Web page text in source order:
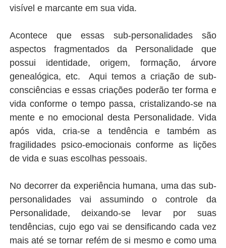
visível e marcante em sua vida.
Acontece que essas sub-personalidades são
aspectos fragmentados da Personalidade que
possui identidade, origem, formação, árvore
genealógica, etc. Aqui temos a criação de sub-
consciências e essas criações poderão ter forma e
vida conforme o tempo passa, cristalizando-se na
mente e no emocional desta Personalidade. Vida
após vida, cria-se a tendência e também as
fragilidades psico-emocionais conforme as lições
de vida e suas escolhas pessoais.
No decorrer da experiência humana, uma das sub-
personalidades vai assumindo o controle da
Personalidade, deixando-se levar por suas
tendências, cujo ego vai se densificando cada vez
mais até se tornar refém de si mesmo e como uma